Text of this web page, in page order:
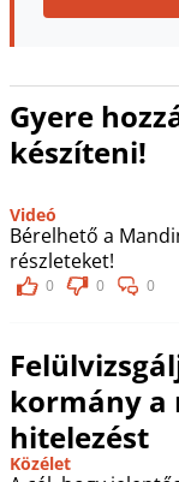
Gyere
készíteni!
Videó
Bérelhető a
részleteket!
0 0 0
kormány a
hitelezést
Közélet